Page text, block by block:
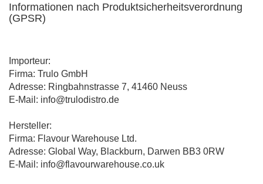
Informationen nach Produktsicherheitsverordnung
(GPSR)
Importeur:
Firma: Trulo GmbH
Adresse: Ringbahnstrasse 7, 41460 Neuss
E-Mail: info@trulodistro.de
Hersteller:
Firma: Flavour Warehouse Ltd.
Adresse: Global Way, Blackburn, Darwen BB3 0RW
E-Mail: info@flavourwarehouse.co.uk